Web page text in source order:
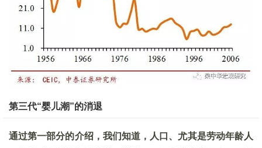
第三代“婴儿潮”的消退
通过第一部分的介绍，我们知道，人口、尤其是劳动年龄人